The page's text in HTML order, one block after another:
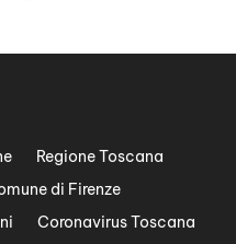
Regione Toscana
di Firenze
Coronavirus Toscana